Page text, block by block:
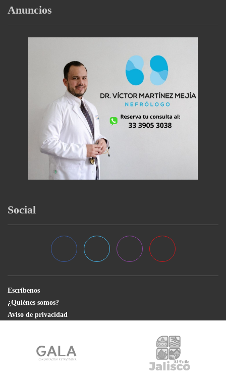
Anuncios
Social
Escríbenos
¿Quiénes somos?
Aviso de privacidad